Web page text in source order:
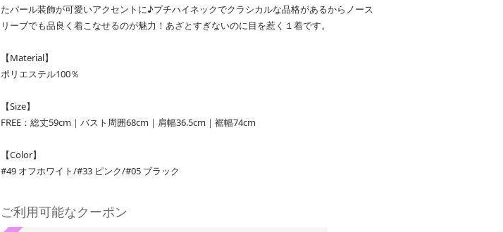
たパール装飾が可愛いアクセントに♪プチハイネックでクラシカルな品格があるからノース
リーブでも品良く着こなせるのが魅力！あざとすぎないのに目を惹く１着です。
【Material】
ポリエステル100％
【Size】
FREE：総丈59cm｜バスト周囲68cm｜肩幅36.5cm｜裾幅74cm
【Color】
#49 オフホワイト/#33 ピンク/#05 ブラック
ご利用可能なクーポン